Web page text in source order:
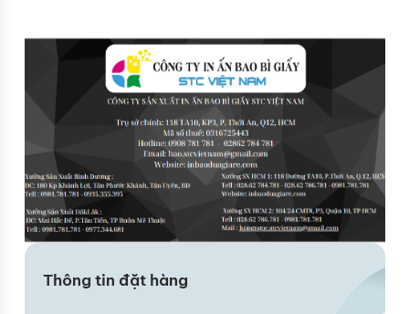
Thông tin đặt hàng